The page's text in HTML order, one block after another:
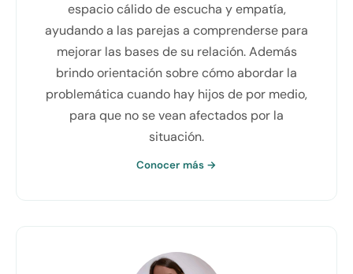
espacio cálido de escucha y empatía,
ayudando a las parejas a comprenderse para
mejorar las bases de su relación. Además
brindo orientación sobre cómo abordar la
problemática cuando hay hijos de por medio,
para que no se vean afectados por la
situación.
Conocer más →